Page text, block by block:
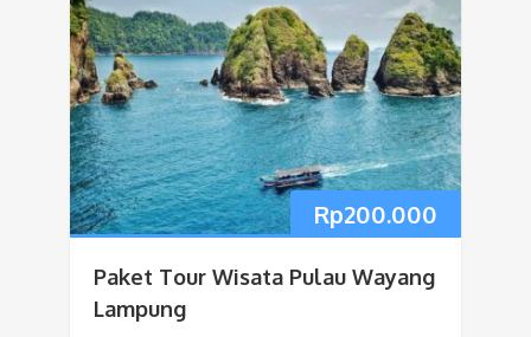
Rp200.000
Paket Tour Wisata Pulau Wayang
Lampung